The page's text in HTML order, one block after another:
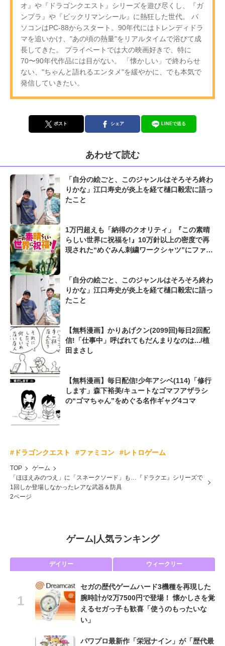
オ』や『ドラゴンクエスト』シリーズを遊び尽くし、『ガ
ンプラ』や『ビックリマンシール』に熱狂した世代。 パ
ソコンはPC-88からスタート。90年代にはトレンディドラ
マを追いかけ、"あの頃の熱量"をリアルタイムで浴びて成
長してきた。 プライベートでは大の映画好きで、特に
70〜90年代作品には目がない。 「懐かしい」で終わらせ
ない、"ちゃんと語れるエンタメ"を緩やかに、でも本気で
発信していきたい。
ポスト シェア LINEで送る
あわせて読む
「自分の絵ごと、このジャンルはそろそろ終わ
りかな」江口寿史が炎上を経て樋口毅宏に語っ
たこと
1万円超えも「納得のクオリティ」『この素晴
らしい世界に祝福を!』10万針以上の密度で再
現された“めぐみん刺繍ワークシャツ”にファン
「自分の絵ごと、このジャンルはそろそろ終わ
りかな」江口寿史が炎上を経て樋口毅宏に語っ
たこと
【無料漫画】かりあげクン(2099回)毎日2回配
信!「仕事中」呼ばれてもだんまりなのは.../植
田まさし
【無料漫画】毎日配信!少年アシベ(114)「修行
します」森下裕美/キュートなゴマフアザラシ
の“ゴマちゃん”をめぐる名作ギャグ4コマ
#ドラゴンクエスト #ファミコン #レトロゲーム
TOP
ゲーム
「ほほえみのつえ」に「スネークソード」も…『ドラクエ』シリーズで
1回しか登場しなかったレアな武器＆防具
2ページ
ゲーム| 人気ランキング
デイリー ウィークリー
セガの歴代ゲームハード3機種を再現した
腕時計が2万7500円で登場！ 懐かしさを覚
えるセガっ子も歓喜「使うのもったいな
い」
パワプロ最新作「栄冠ナイン」が「歴代最